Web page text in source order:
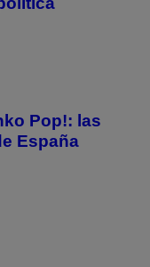
Pop!: las
España